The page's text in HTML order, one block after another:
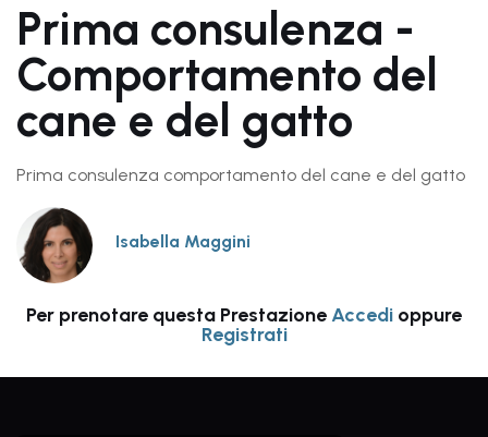
Prima consulenza -
Comportamento del
cane e del gatto
Prima consulenza comportamento del cane e del gatto
Isabella Maggini
Per prenotare questa Prestazione Accedi oppure
Registrati